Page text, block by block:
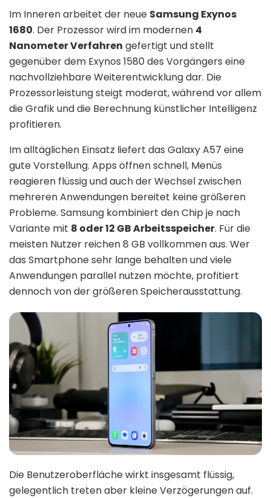
Im Inneren arbeitet der neue Samsung Exynos
1680. Der Prozessor wird im modernen 4
Nanometer Verfahren gefertigt und stellt
gegenüber dem Exynos 1580 des Vorgängers eine
nachvollziehbare Weiterentwicklung dar. Die
Prozessorleistung steigt moderat, während vor allem
die Grafik und die Berechnung künstlicher Intelligenz
profitieren.
Im alltäglichen Einsatz liefert das Galaxy A57 eine
gute Vorstellung. Apps öffnen schnell, Menüs
reagieren flüssig und auch der Wechsel zwischen
mehreren Anwendungen bereitet keine größeren
Probleme. Samsung kombiniert den Chip je nach
Variante mit 8 oder 12 GB Arbeitsspeicher. Für die
meisten Nutzer reichen 8 GB vollkommen aus. Wer
das Smartphone sehr lange behalten und viele
Anwendungen parallel nutzen möchte, profitiert
dennoch von der größeren Speicherausstattung.
Die Benutzeroberfläche wirkt insgesamt flüssig,
gelegentlich treten aber kleine Verzögerungen auf.